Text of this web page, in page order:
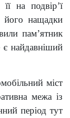
на подвір’ї
його нащадки
пам’ятник
є найдавніший
міст
межа із
період тут